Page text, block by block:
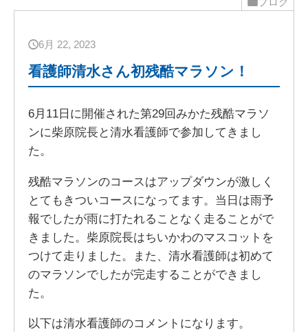
6月 22, 2023
看護師清水さん初残酷マラソン！
6月11日に開催された第29回みかた残酷マラソ
ンに柴原院長と清水看護師で参加してきまし
た。
残酷マラソンのコースはアップダウンが激しく
とてもきついコースになってます。当日は雨予
報でしたが雨に打たれることなく走ることがで
きました。柴原院長はちいかわのマスコットを
つけて走りました。また、清水看護師は初めて
のマラソンでしたが完走することができまし
た。
以下は清水看護師のコメントになります。